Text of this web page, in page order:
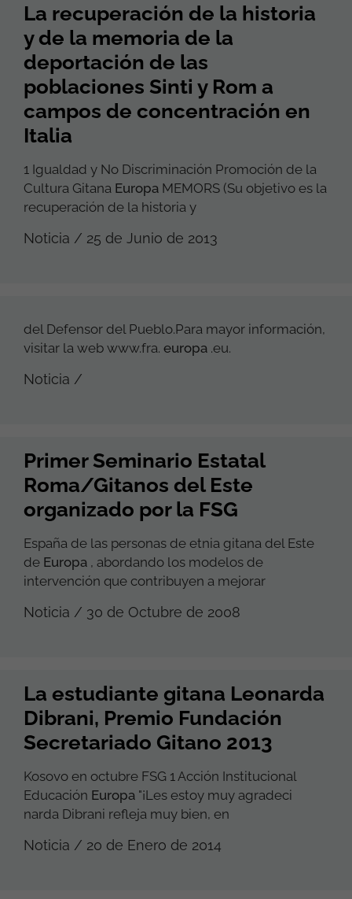
La recuperación de la historia
y de la memoria de la
deportación de las
poblaciones Sinti y Rom a
campos de concentración en
Italia
1 Igualdad y No Discriminación Promoción de la
Cultura Gitana Europa MEMORS (Su objetivo es la
recuperación de la historia y
Noticia / 25 de Junio de 2013
del Defensor del Pueblo.Para mayor información,
visitar la web www.fra. europa .eu.
Noticia /
Primer Seminario Estatal
Roma/Gitanos del Este
organizado por la FSG
España de las personas de etnia gitana del Este
de Europa , abordando los modelos de
intervención que contribuyen a mejorar
Noticia / 30 de Octubre de 2008
La estudiante gitana Leonarda
Dibrani, Premio Fundación
Secretariado Gitano 2013
Kosovo en octubre FSG 1 Acción Institucional
Educación Europa "¡Les estoy muy agradeci
narda Dibrani refleja muy bien, en
Noticia / 20 de Enero de 2014